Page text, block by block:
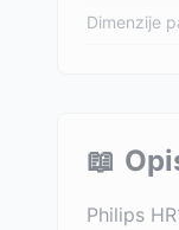
Dimenzije
📖
Philips